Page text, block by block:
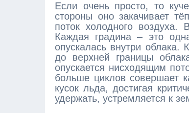
Если очень просто, то
стороны оно закачивает
поток холодного воздуха.
Каждая градина – это
опускалась внутри облака.
до верхней границы
опускается нисходящим
больше циклов совершает
кусок льда, достигая
удержать, устремляется к